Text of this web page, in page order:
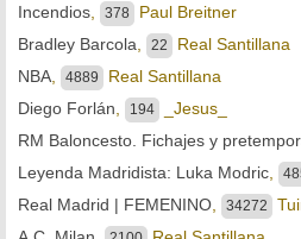
Incendios 378
Paul Breitner
Bradley Barcola
22
Real Santillana
NBA
4889
Real Santillana
Diego Forlán
194
_Jesus_
RM Baloncesto. Fichajes y
Leyenda Madridista: Luka Modric
Real Madrid | FEMENINO
34272